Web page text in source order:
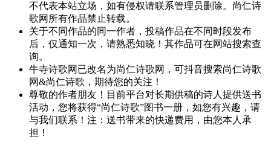
不代表本站立场，如有侵权请联系管理员删除。尚仁诗
歌网所有作品禁止转载。
关于不同作品的同一作者，投稿作品在不同时段发布
后，仅通知一次，请熟悉知晓！其作品可在网站搜索查
询。
牛寺诗歌网已改名为尚仁诗歌网，可抖音搜索尚仁诗歌
网&尚仁诗歌，期待您的关注！
尊敬的作者朋友！目前平台对长期供稿的诗人提供送书
活动，您将获得“尚仁诗歌”图书一册，如您有兴趣，请
与我们联系！注：送书带来的快递费用，由您本人承
担！